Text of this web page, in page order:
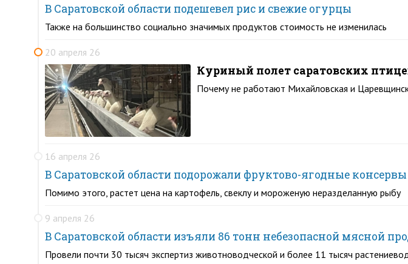
В Саратовской области подешевел рис и свежие огурцы
Также на большинство социально значимых продуктов стоимость не изменилась
20 апреля 26
Куриный полет саратовских
Почему не работают Михайловская и
16 апреля 26
В Саратовской области подорожали фруктово-ягодные
Помимо этого, растет цена на картофель, свеклу и мороженую неразделанную рыбу
9 апреля 26
В Саратовской области изъяли 86 тонн небезопасной мясной
Провели почти 30 тысяч экспертиз животноводческой и более 11 тысяч